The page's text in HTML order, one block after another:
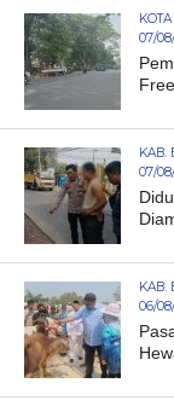
07/
KAB.
07/
KAB.
06/